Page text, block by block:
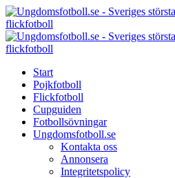
Menu
Search
Menu
Start
Pojkfotboll
Flickfotboll
Cupguiden
Fotbollsövningar
Ungdomsfotboll.se
Kontakta oss
Annonsera
Integritetspolicy